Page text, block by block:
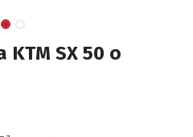
KTM SX 50 o